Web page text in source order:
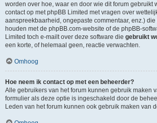
worden over hoe, waar en door wie dit forum gebruikt
contact op met phpBB Limited met vragen over
aanspreekbaarheid, ongepaste commentaar, enz.) die
houden met de phpBB.com-website of de phpBB-
Limited toch e-mailt over deze software die gebruikt
een korte, of helemaal geen, reactie verwachten.
Omhoog
Hoe neem ik contact op met een beheerder?
Alle gebruikers van het forum kunnen gebruik maken
formulier als deze optie is ingeschakeld door de
Leden van het forum kunnen ook gebruik maken van